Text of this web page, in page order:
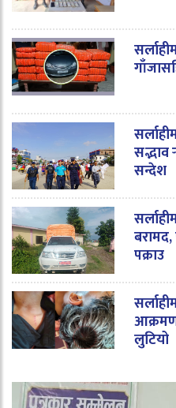
सद्भाव
सन्देश
पक्राउ
लुटियो